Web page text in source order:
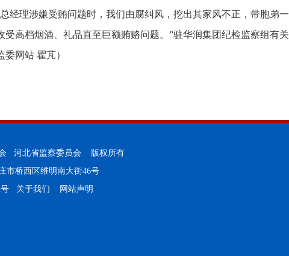
经理涉嫌受贿问题时，我们由腐纠风，挖出其家风不正，带胞弟一
受高档烟酒、礼品直至巨额贿赂问题。”驻华润集团纪检监察组有关
委网站 瞿芃）
会 河北省监察委员会 版权所有
市桥西区维明南大街46号
关于我们 网站声明